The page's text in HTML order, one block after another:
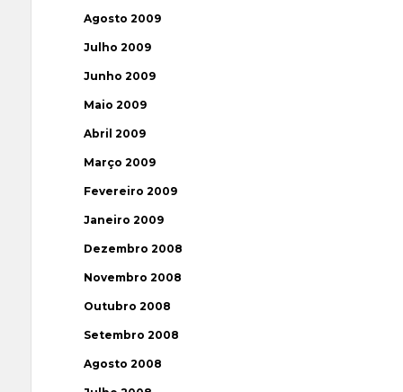
Agosto 2009
Julho 2009
Junho 2009
Maio 2009
Abril 2009
Março 2009
Fevereiro 2009
Janeiro 2009
Dezembro 2008
Novembro 2008
Outubro 2008
Setembro 2008
Agosto 2008